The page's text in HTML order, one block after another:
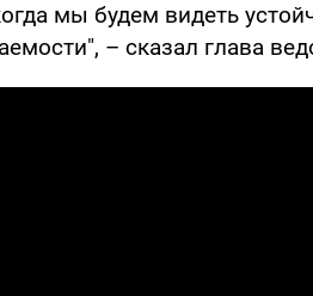
мы будем видеть
– сказал глава